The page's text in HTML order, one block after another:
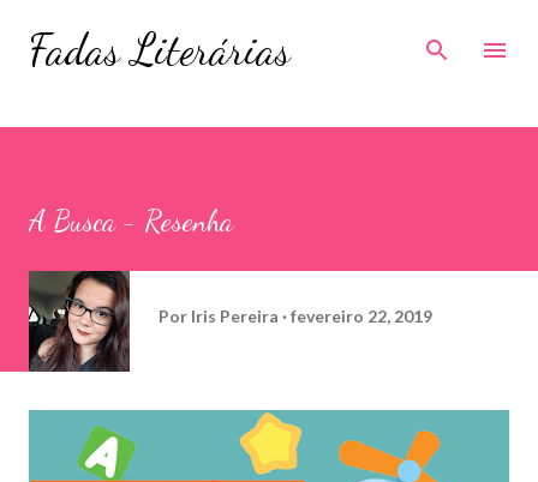
Pular para o conteúdo principal
Fadas Literárias
A Busca - Resenha
Por Iris Pereira fevereiro 22, 2019